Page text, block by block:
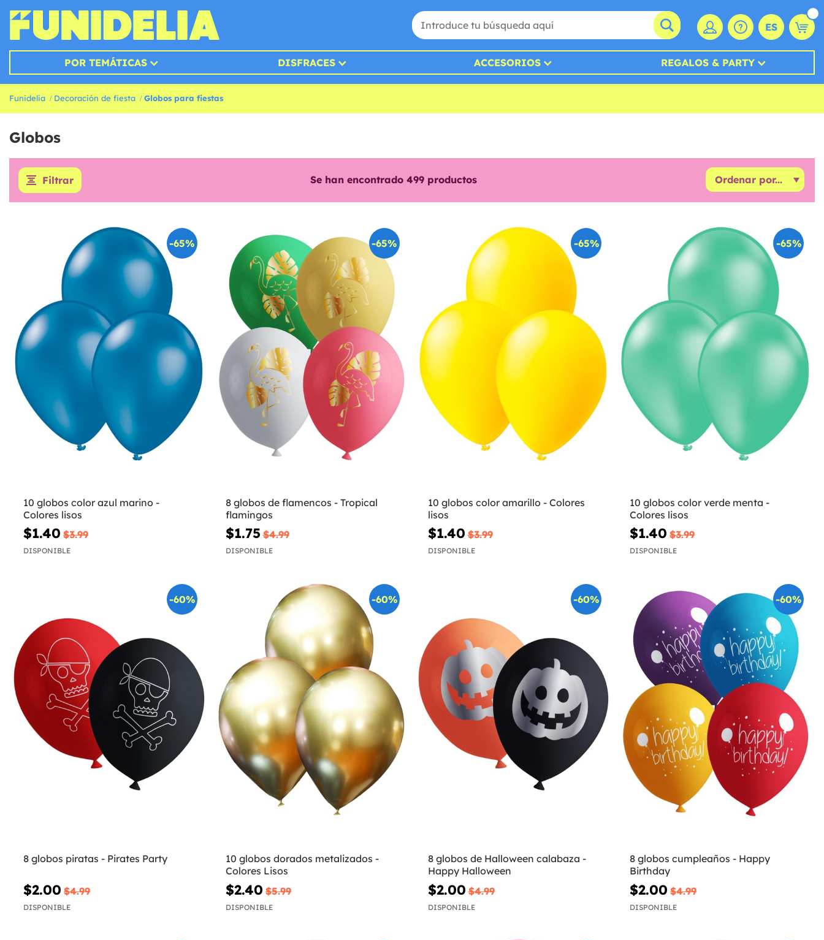
ES
POR TEMÁTICAS DISFRACES ACCESORIOS REGALOS & PARTY
Funidelia Decoración de fiesta Globos para fiestas
Globos
Filtrar Se han encontrado 499 productos
-65%
10 globos color azul marino -
Colores lisos
$1.40 $3.99
DISPONIBLE
-65%
8 globos de flamencos - Tropical
flamingos
$1.75 $4.99
DISPONIBLE
-65%
10 globos color amarillo - Colores
lisos
$1.40 $3.99
DISPONIBLE
-65%
10 globos color verde menta -
Colores lisos
$1.40 $3.99
DISPONIBLE
-60%
8 globos piratas - Pirates Party
$2.00 $4.99
DISPONIBLE
-60%
10 globos dorados metalizados -
Colores Lisos
$2.40 $5.99
DISPONIBLE
-60%
8 globos de Halloween calabaza -
Happy Halloween
$2.00 $4.99
DISPONIBLE
-60%
8 globos cumpleaños - Happy
Birthday
$2.00 $4.99
DISPONIBLE